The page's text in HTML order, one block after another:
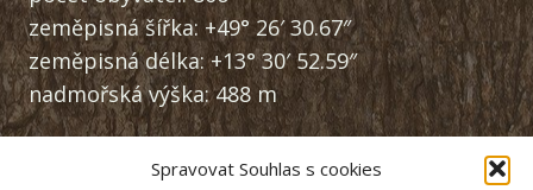
Spravovat Souhlas s cookies
zeměpisná šířka: +49° 26′ 30.67″
zeměpisná délka: +13° 30′ 52.59″
nadmořská výška: 488 m